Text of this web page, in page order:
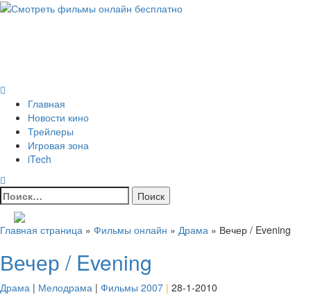
Skip
MenuГлавная
Новости кино
Трейлеры
Игровая зона
iTech
Найти:
Главная страница » Фильмы онлайн » Драма » Вечер / Evening
Вечер / Evening
Драма | Мелодрама | Фильмы 2007 | 28-1-2010